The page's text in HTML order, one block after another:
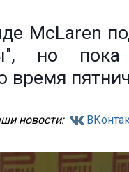
McLaren
но
время
новости: